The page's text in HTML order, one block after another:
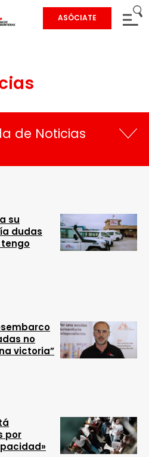
ASÓCIATE
de Noticias
su
dudas
no
victoria”
por